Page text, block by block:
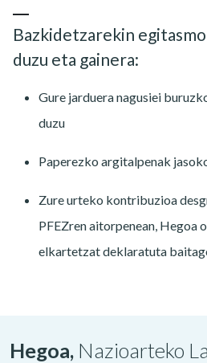
Bazkidetzarekin
duzu eta gainera:
Gure jarduera nagusiei
duzu
Paperezko argitalpenak
Zure urteko kontribuzioa
PFEZren aitorpenean, Hegoa
elkartetzat deklaratuta
Hegoa, Nazioarteko